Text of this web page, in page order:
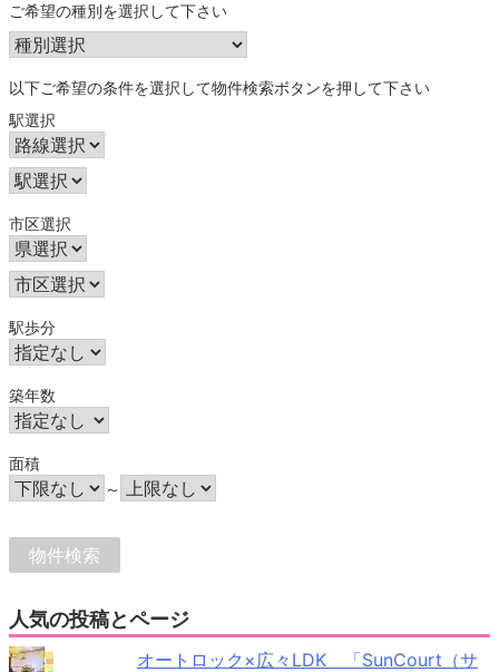
ご希望の種別を選択して下さい
以下ご希望の条件を選択して物件検索ボタンを押して下さい
駅選択
市区選択
駅歩分
築年数
面積
～
人気の投稿とページ
オートロック×広々LDK 「SunCourt（サ